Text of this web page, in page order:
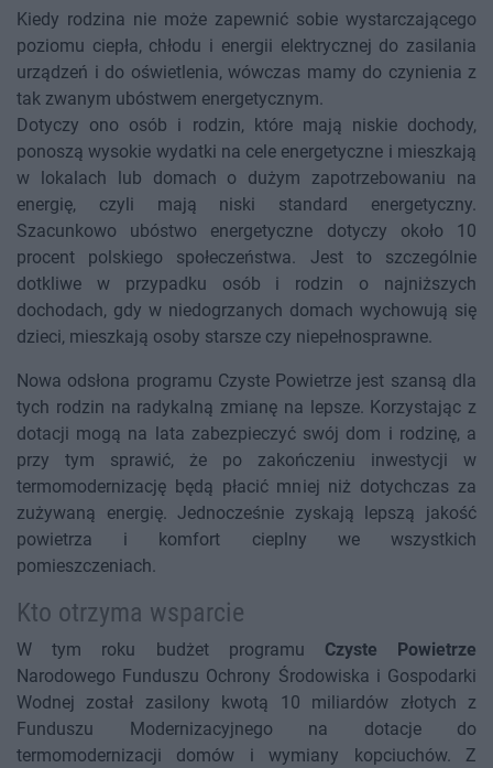
Kiedy rodzina nie może zapewnić sobie wystarczającego
poziomu ciepła, chłodu i energii elektrycznej do zasilania
urządzeń i do oświetlenia, wówczas mamy do czynienia z
tak zwanym ubóstwem energetycznym.
Dotyczy ono osób i rodzin, które mają niskie dochody,
ponoszą wysokie wydatki na cele energetyczne i mieszkają
w lokalach lub domach o dużym zapotrzebowaniu na
energię, czyli mają niski standard energetyczny.
Szacunkowo ubóstwo energetyczne dotyczy około 10
procent polskiego społeczeństwa. Jest to szczególnie
dotkliwe w przypadku osób i rodzin o najniższych
dochodach, gdy w niedogrzanych domach wychowują się
dzieci, mieszkają osoby starsze czy niepełnosprawne.
Nowa odsłona programu Czyste Powietrze jest szansą dla
tych rodzin na radykalną zmianę na lepsze. Korzystając z
dotacji mogą na lata zabezpieczyć swój dom i rodzinę, a
przy tym sprawić, że po zakończeniu inwestycji w
termomodernizację będą płacić mniej niż dotychczas za
zużywaną energię. Jednocześnie zyskają lepszą jakość
powietrza i komfort cieplny we wszystkich
pomieszczeniach.
Kto otrzyma wsparcie
W tym roku budżet programu Czyste Powietrze
Narodowego Funduszu Ochrony Środowiska i Gospodarki
Wodnej został zasilony kwotą 10 miliardów złotych z
Funduszu Modernizacyjnego na dotacje do
termomodernizacji domów i wymiany kopciuchów. Z